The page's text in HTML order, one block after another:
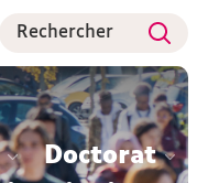
Rechercher
Doctorat